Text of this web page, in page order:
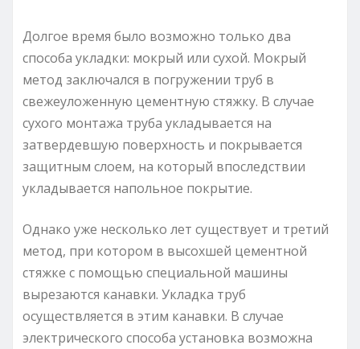
Долгое время было возможно только два
способа укладки: мокрый или сухой. Мокрый
метод заключался в погружении труб в
свежеуложенную цементную стяжку. В случае
сухого монтажа труба укладывается на
затвердевшую поверхность и покрывается
защитным слоем, на который впоследствии
укладывается напольное покрытие.
Однако уже несколько лет существует и третий
метод, при котором в высохшей цементной
стяжке с помощью специальной машины
вырезаются канавки. Укладка труб
осуществляется в этим канавки. В случае
электрического способа установка возможна